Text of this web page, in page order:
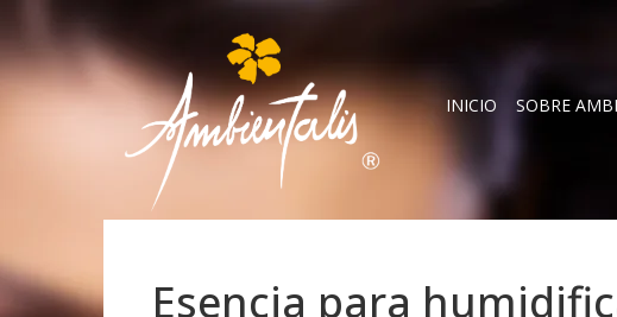
INICIO SOBRE
Esencia para